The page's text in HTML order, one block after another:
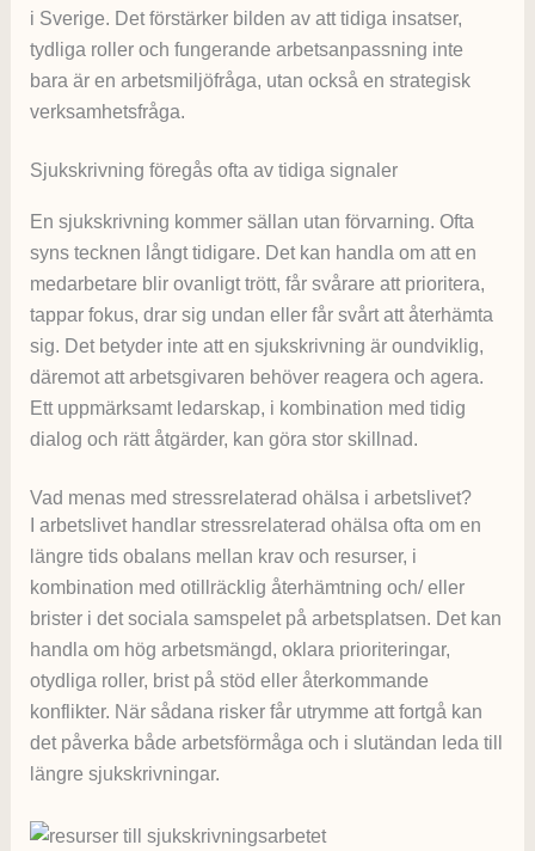
i Sverige. Det förstärker bilden av att tidiga insatser,
tydliga roller och fungerande arbetsanpassning inte
bara är en arbetsmiljöfråga, utan också en strategisk
verksamhetsfråga.
Sjukskrivning föregås ofta av tidiga signaler
En sjukskrivning kommer sällan utan förvarning. Ofta
syns tecknen långt tidigare. Det kan handla om att en
medarbetare blir ovanligt trött, får svårare att prioritera,
tappar fokus, drar sig undan eller får svårt att återhämta
sig. Det betyder inte att en sjukskrivning är oundviklig,
däremot att arbetsgivaren behöver reagera och agera.
Ett uppmärksamt ledarskap, i kombination med tidig
dialog och rätt åtgärder, kan göra stor skillnad.
Vad menas med stressrelaterad ohälsa i arbetslivet?
I arbetslivet handlar stressrelaterad ohälsa ofta om en
längre tids obalans mellan krav och resurser, i
kombination med otillräcklig återhämtning och/ eller
brister i det sociala samspelet på arbetsplatsen. Det kan
handla om hög arbetsmängd, oklara prioriteringar,
otydliga roller, brist på stöd eller återkommande
konflikter. När sådana risker får utrymme att fortgå kan
det påverka både arbetsförmåga och i slutändan leda till
längre sjukskrivningar.